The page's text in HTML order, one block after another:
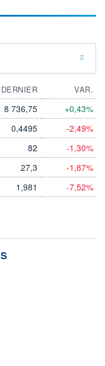
DERNIER
VAR.
8 736,75 +0,43%
0,4495 -2,49%
82 -1,30%
27,3 -1,87%
1,981 -7,52%